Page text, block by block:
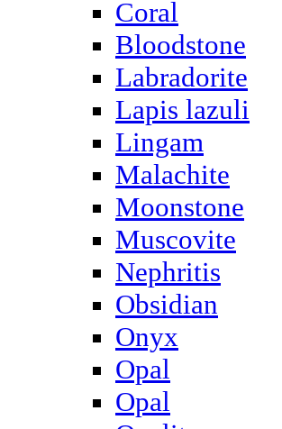
Coral
Bloodstone
Labradorite
Lapis lazuli
Lingam
Malachite
Moonstone
Muscovite
Nephritis
Obsidian
Onyx
Opal
Opal